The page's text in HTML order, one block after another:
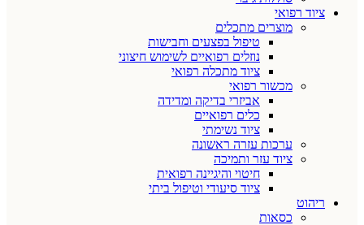
ציוד רפואי
מוצרים מתכלים
טיפול בפצעים וחבישות
נוזלים רפואיים לשימוש חיצוני
ציוד מתכלה רפואי
מכשור רפואי
אביזרי בדיקה ומדידה
כלים רפואיים
ציוד נשימתי
ערכות עזרה ראשונה
ציוד עזר ותמיכה
חיטוי והיגיינה רפואית
ציוד סיעודי וטיפול ביתי
ריהוט
כסאות